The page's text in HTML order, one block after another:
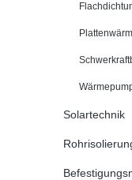
Solartechnik